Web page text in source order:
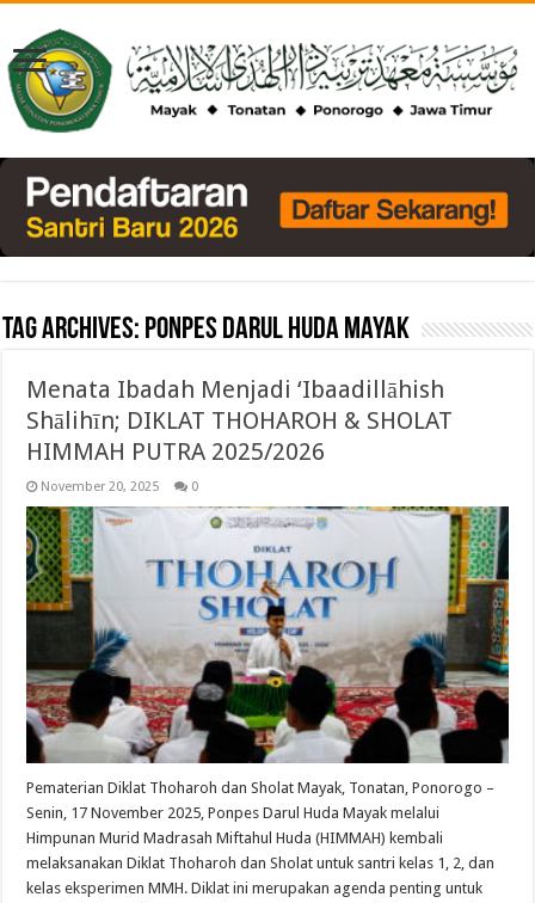
Tag Archives: Ponpes Darul Huda Mayak
Menata Ibadah Menjadi ‘Ibaadillāhish
Shālihīn; DIKLAT THOHAROH & SHOLAT
HIMMAH PUTRA 2025/2026
November 20, 2025 0
Pematerian Diklat Thoharoh dan Sholat Mayak, Tonatan, Ponorogo –
Senin, 17 November 2025, Ponpes Darul Huda Mayak melalui
Himpunan Murid Madrasah Miftahul Huda (HIMMAH) kembali
melaksanakan Diklat Thoharoh dan Sholat untuk santri kelas 1, 2, dan
kelas eksperimen MMH. Diklat ini merupakan agenda penting untuk